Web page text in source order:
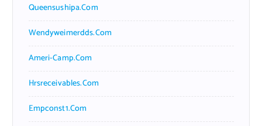
Queensushipa.com
Wendyweimerdds.com
Ameri-Camp.com
Hrsreceivables.com
Empconst1.com